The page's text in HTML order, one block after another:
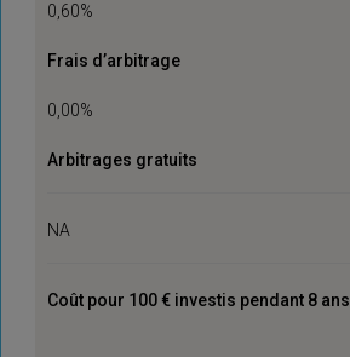
0,60%
Frais d’arbitrage
0,00%
Arbitrages gratuits
NA
Coût pour 100 € investis pendant 8 ans